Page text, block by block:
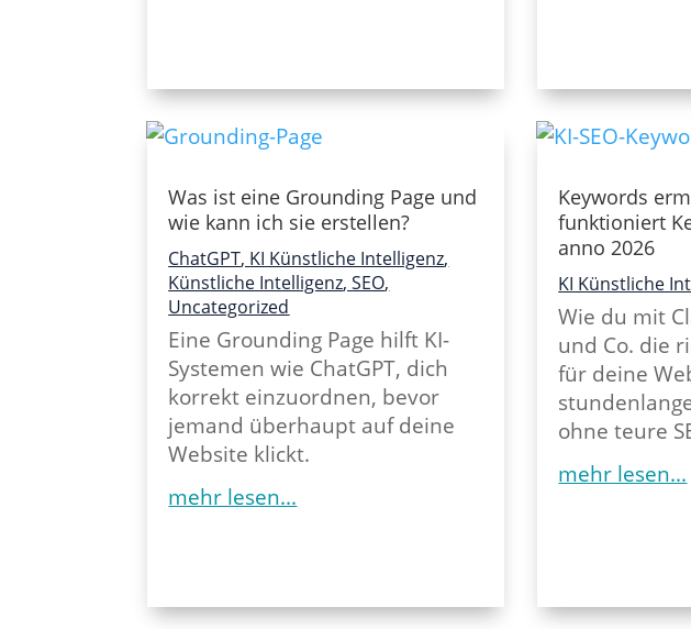
Was ist eine Grounding Page und
wie kann ich sie erstellen?
ChatGPT, KI Künstliche Intelligenz,
Künstliche Intelligenz,SEO,
Uncategorized
Eine Grounding Page hilft KI-
Systemen wie ChatGPT, dich
korrekt einzuordnen, bevor
jemand überhaupt auf deine
Website klickt.
mehr lesen...
Keywords
funktioniert
anno 2026
KI Künstliche
Wie du mit
und Co. die
für deine
ohne teure
mehr lesen...